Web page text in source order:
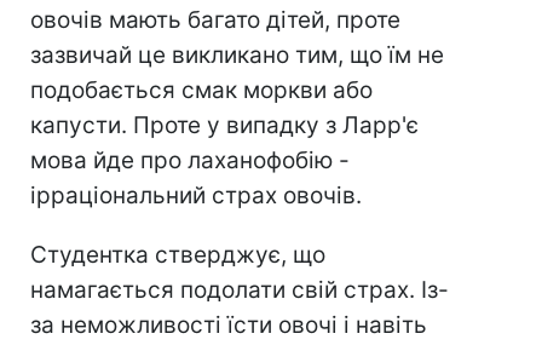
овочів мають багато дітей, проте
зазвичай це викликано тим, що їм не
подобається смак моркви або
капусти. Проте у випадку з Ларр'є
мова йде про лаханофобію -
ірраціональний страх овочів.
Студентка стверджує, що
намагається подолати свій страх. Із-
за неможливості їсти овочі і навіть